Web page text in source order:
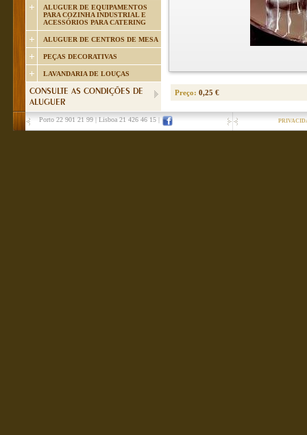
ALUGUER DE EQUIPAMENTOS
PARA COZINHA INDUSTRIAL E
ACESSÓRIOS PARA CATERING
ALUGUER DE CENTROS DE MESA
PEÇAS DECORATIVAS
LAVANDARIA DE LOUÇAS
CONSULTE AS CONDIÇÕES DE
ALUGUER
Preço: 0,25 €
Porto 22 901 21 99 Lisboa 21 426 46 15